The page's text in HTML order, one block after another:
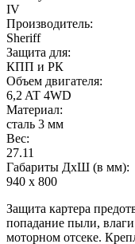
IV
Производитель:
Sheriff
Защита для:
КПП и РК
Объем двигателя:
6,2 AT 4WD
Материал:
сталь 3 мм
Вес:
27.11
Габариты ДхШ (в мм):
940 х 800
Защита картера
попадание пыли,
моторном отсеке.